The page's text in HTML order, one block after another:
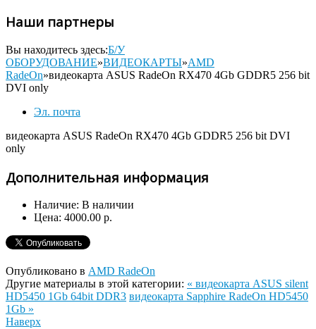
Наши партнеры
Вы находитесь здесь:Б/У
ОБОРУДОВАНИЕ»ВИДЕОКАРТЫ»AMD
RadeOn»видеокарта ASUS RadeOn RX470 4Gb GDDR5 256 bit
DVI only
Эл. почта
видеокарта ASUS RadeOn RX470 4Gb GDDR5 256 bit DVI
only
Дополнительная информация
Наличие: В наличии
Цена: 4000.00 р.
Опубликовано в AMD RadeOn
Другие материалы в этой категории: « видеокарта ASUS silent
HD5450 1Gb 64bit DDR3 видеокарта Sapphire RadeOn HD5450
1Gb »
Наверх